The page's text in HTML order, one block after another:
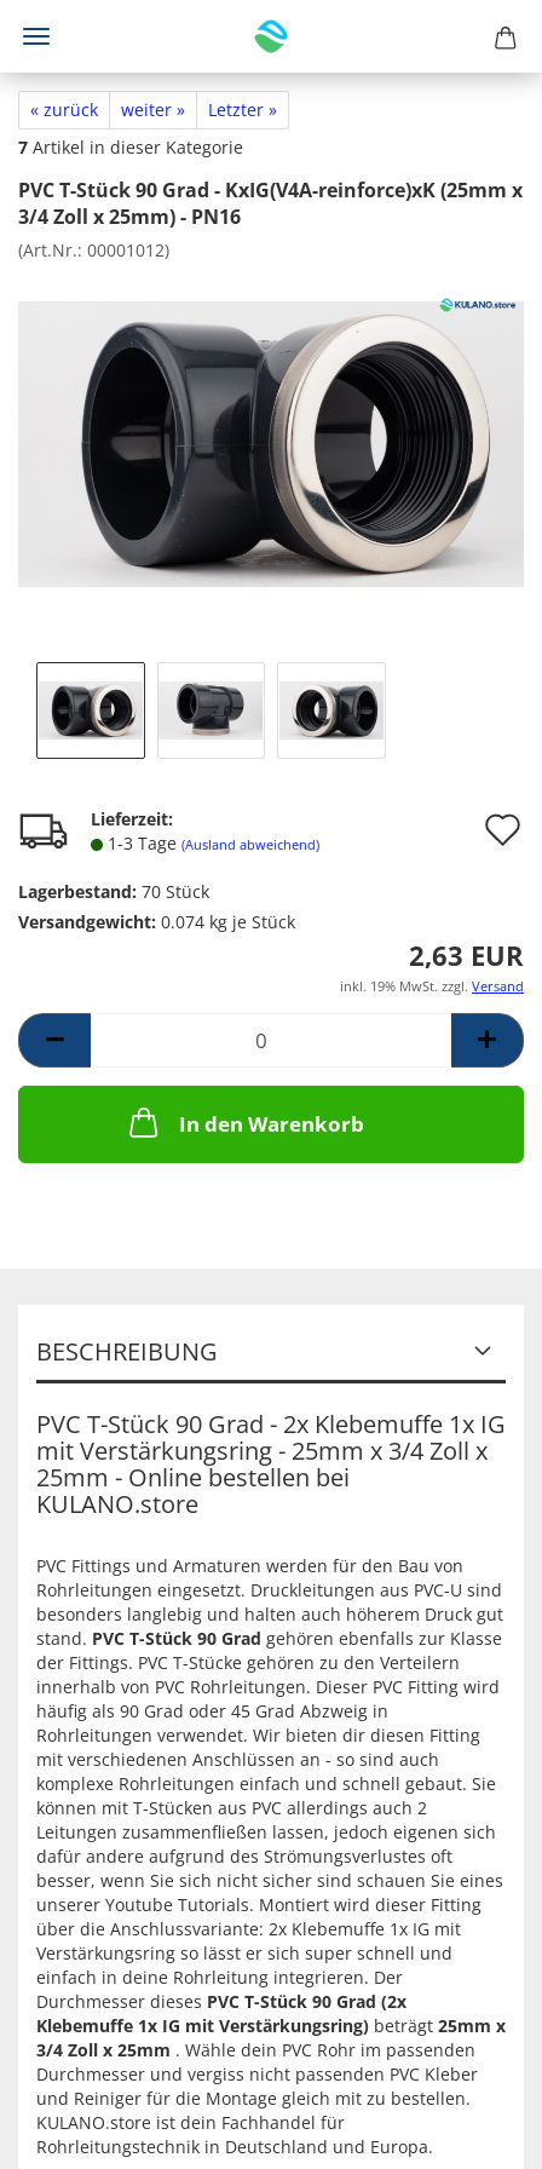
« zurück weiter »
Letzter »
7 Artikel in dieser Kategorie
PVC T-Stück 90 Grad - KxIG(V4A-reinforce)xK (25mm x
3/4 Zoll x 25mm) - PN16
(Art.Nr.: 00001012)
Lieferzeit:
1-3 Tage (Ausland abweichend)
Lagerbestand: 70 Stück
Versandgewicht: 0.074 kg je Stück
2,63 EUR
inkl. 19% MwSt. zzgl. Versand
In den Warenkorb
BESCHREIBUNG
PVC T-Stück 90 Grad - 2x Klebemuffe 1x IG
mit Verstärkungsring - 25mm x 3/4 Zoll x
25mm - Online bestellen bei
KULANO.store
PVC Fittings und Armaturen werden für den Bau von
Rohrleitungen eingesetzt. Druckleitungen aus PVC-U sind
besonders langlebig und halten auch höherem Druck gut
stand. PVC T-Stück 90 Grad gehören ebenfalls zur Klasse
der Fittings. PVC T-Stücke gehören zu den Verteilern
innerhalb von PVC Rohrleitungen. Dieser PVC Fitting wird
häufig als 90 Grad oder 45 Grad Abzweig in
Rohrleitungen verwendet. Wir bieten dir diesen Fitting
mit verschiedenen Anschlüssen an - so sind auch
komplexe Rohrleitungen einfach und schnell gebaut. Sie
können mit T-Stücken aus PVC allerdings auch 2
Leitungen zusammenfließen lassen, jedoch eigenen sich
dafür andere aufgrund des Strömungsverlustes oft
besser, wenn Sie sich nicht sicher sind schauen Sie eines
unserer Youtube Tutorials. Montiert wird dieser Fitting
über die Anschlussvariante: 2x Klebemuffe 1x IG mit
Verstärkungsring so lässt er sich super schnell und
einfach in deine Rohrleitung integrieren. Der
Durchmesser dieses PVC T-Stück 90 Grad (2x
Klebemuffe 1x IG mit Verstärkungsring) beträgt 25mm x
3/4 Zoll x 25mm . Wähle dein PVC Rohr im passenden
Durchmesser und vergiss nicht passenden PVC Kleber
und Reiniger für die Montage gleich mit zu bestellen.
KULANO.store ist dein Fachhandel für
Rohrleitungstechnik in Deutschland und Europa.